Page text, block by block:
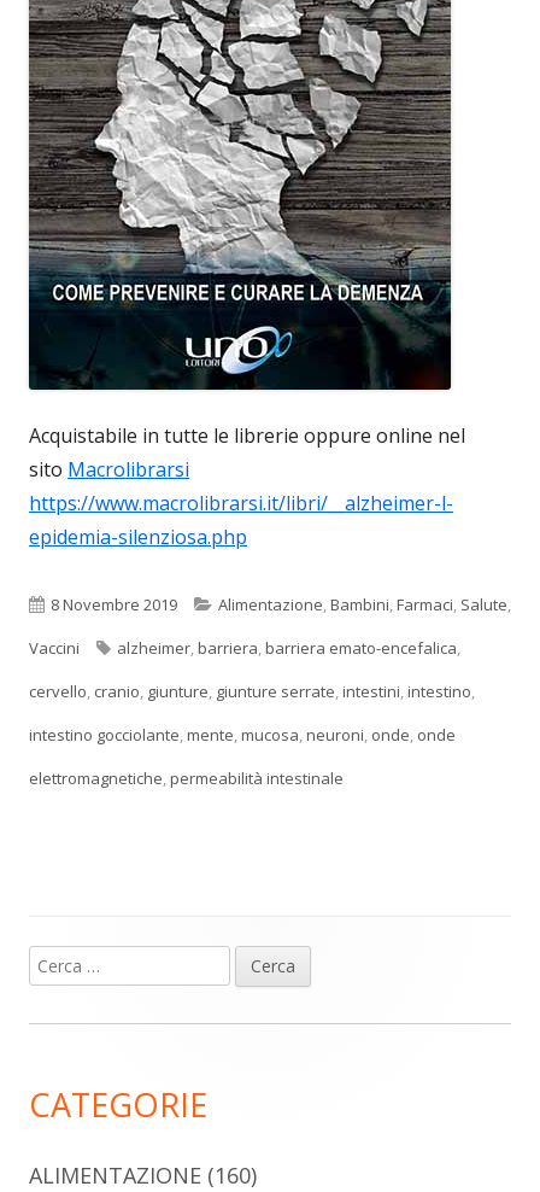
Acquistabile in tutte le librerie oppure online nel
sito Macrolibrarsi
https://www.macrolibrarsi.it/libri/__alzheimer-l-
epidemia-silenziosa.php
Pubblicato
8 Novembre 2019 Categorie
Alimentazione,Bambini,Farmaci, Salute,
Vaccini
Tag
alzheimer,barriera,barriera emato-encefalica,
cervello, cranio, giunture, giunture serrate,intestini,intestino,
intestino gocciolante,mente,mucosa,neuroni, onde, onde
elettromagnetiche,permeabilità intestinale
Barra
laterale
Ricerca
per:
CATEGORIE
ALIMENTAZIONE (160)